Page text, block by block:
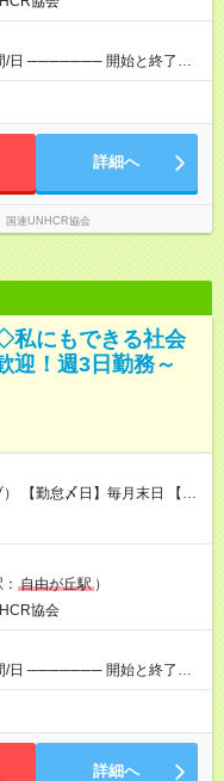
給（個人業績／月毎）​ ◇チ
時と同じです。 初回は1か月
に差異なし）
/日 ─────── 開始と終了時
フト制 ※実働8時間（休憩
了時間は変動 ─────── 選
タイムで取り組みたい方も、
詳細へ
国連UNHCR協会
私にもできる社会
迎！週3日勤務～
給
(時給1400円～) 【週5日
万(時給1350円～) 2年目:
給（個人業績／月毎）​ ◇チ
時と同じです。 初回は1か月
に差異なし）
自由が丘駅 ）
協会
/日 ─────── 開始と終了時
フト制 ※実働8時間（休憩
了時間は変動 ─────── 選
タイムで取り組みたい方も、
詳細へ